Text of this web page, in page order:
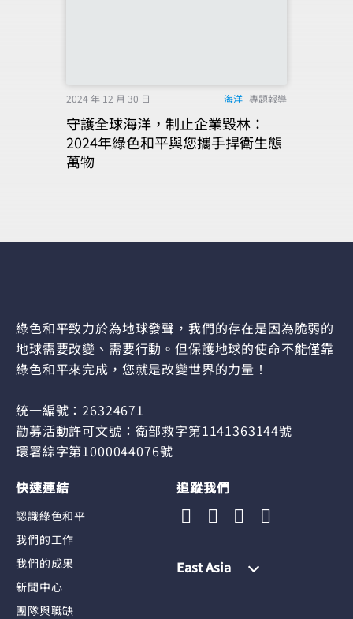
2024 年 12 月 30 日 海洋 專題報導
守護全球海洋，制止企業毀林：
2024年綠色和平與您攜手捍衛生態
萬物
綠色和平致力於為地球發聲，我們的存在是因為脆弱的
地球需要改變、需要行動。但保護地球的使命不能僅靠
綠色和平來完成，您就是改變世界的力量！
統一編號：26324671
勸募活動許可文號：衛部救字第1141363144號
環署綜字第1000044076號
快速連結
認識綠色和平
我們的工作
我們的成果
新聞中心
團隊與職缺
追蹤我們
East Asia